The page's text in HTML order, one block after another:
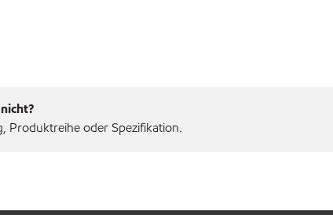
Produktreihe oder Spezifikation.